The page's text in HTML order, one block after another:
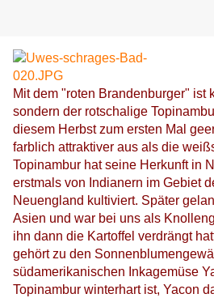
Mit dem "roten Brandenburger" ist
sondern der rotschalige
diesem Herbst zum ersten Mal
farblich attraktiver aus als die
Topinambur hat seine Herkunft in
erstmals von Indianern im Gebiet
Neuengland kultiviert. Später
Asien und war bei uns als
ihn dann die Kartoffel verdrängt
gehört zu den
südamerikanischen Inkagemüse
Topinambur winterhart ist, Yacon